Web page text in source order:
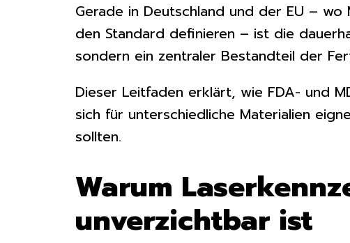
Gerade in Deutschland und der EU –
den Standard definieren – ist die
sondern ein zentraler Bestandteil der
Dieser Leitfaden erklärt, wie FDA- und
sich für unterschiedliche Materialien
sollten.
Warum
unverzichtbar ist